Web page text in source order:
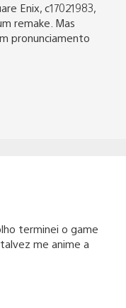
Enix, c17021983,
remake. Mas
pronunciamento
terminei o game
me anime a